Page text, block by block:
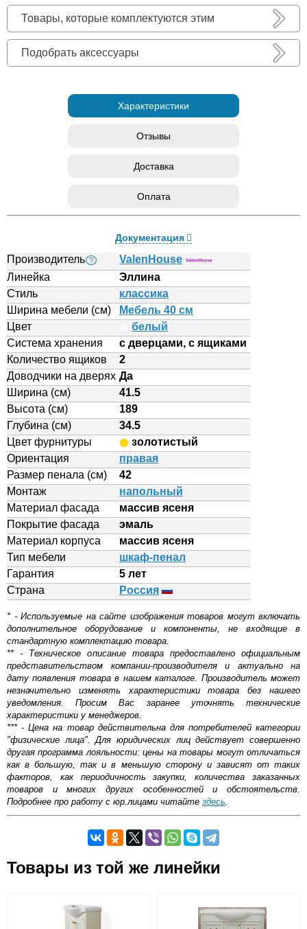
Товары, которые комплектуются этим
Подобрать аксессуары
Характеристики
Отзывы
Доставка
Оплата
Документация
Производитель ?
ValenHouse
Линейка
Эллина
Стиль
классика
Ширина мебели (см)
Мебель 40 см
Цвет
белый
Система хранения
с дверцами, с ящиками
Количество ящиков
2
Доводчики на дверях Да
Ширина (см)
41.5
Высота (см)
189
Глубина (см)
34.5
Цвет фурнитуры
золотистый
Ориентация
правая
Размер пенала (см)
42
Монтаж
напольный
Материал фасада
массив ясеня
Покрытие фасада
эмаль
Материал корпуса
массив ясеня
Тип мебели
шкаф-пенал
Гарантия
5 лет
Страна
Россия
* - Используемые на сайте изображения товаров могут включать
дополнительное оборудование и компоненты, не входящие в
стандартную комплектацию товара.
** - Техническое описание товара предоставлено официальным
представительством компании-производителя и актуально на
дату появления товара в нашем каталоге. Производитель может
незначительно изменять характеристики товара без нашего
уведомления. Просим Вас заранее уточнять технические
характеристики у менеджеров.
*** - Цена на товар действительна для потребителей категории
"физические лица". Для юридических лиц действует совершенно
другая программа лояльности: цены на товары могут отличаться
как в большую, так и в меньшую сторону и зависят от таких
факторов, как периодичность закупки, количества заказанных
товаров и многих других особенностей и обстоятельств.
Подробнее про работу с юр.лицами читайте здесь.
Оставьте отзыв
Доставка сантехники по Москве и Московской области
Наличный расчёт
Товары из той же линейки